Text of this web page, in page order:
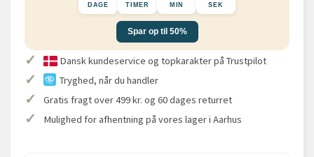
DAGE TIMER MIN SEK
Spar op til 50%
✓ Dansk kundeservice og topkarakter på Trustpilot
✓ Tryghed, når du handler
✓ Gratis fragt over 499 kr. og 60 dages returret
✓ Mulighed for afhentning på vores lager i Aarhus